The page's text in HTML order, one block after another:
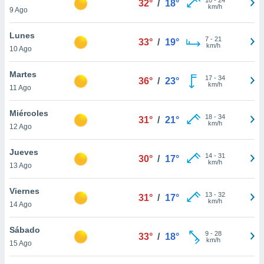
más
nuestra
y
de
disponible
cookies
aceptar
9 Ago
32° / 18°
km/h
Lunes
10 Ago
33° / 19° 7- 21
km/h
Martes
11 Ago
36° / 23° 17- 34
km/h
Miércoles
12 Ago
31° / 21° 18- 34
km/h
Jueves
13 Ago
30° / 17° 14- 31
km/h
Viernes
14 Ago
31° / 17° 13- 32
km/h
Sábado
15 Ago
33° / 18° 9- 28
km/h